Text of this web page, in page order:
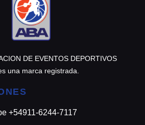
DE EVENTOS DEPORTIVOS
una marca registrada.
+54911-6244-7117